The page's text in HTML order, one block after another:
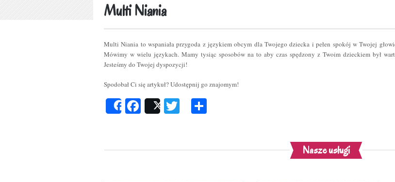
Multi Niania
Multi Niania to wspaniała przygoda z językiem obcym dla Twojego dziecka i pełen spokój w Twojej
Mówimy w wielu językach. Mamy tysiąc sposobów na to aby czas spędzony z Twoim dzieckiem był
Jesteśmy do Twojej dyspozycji!
Spodobał Ci się artykuł? Udostępnij go znajomym!
ShareFacebook
Post Twitter
Nasze usługi